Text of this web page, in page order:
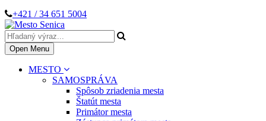
+421 / 34 651 5004
Open Menu
MESTO
SAMOSPRÁVA
Spôsob zriadenia mesta
Štatút mesta
Primátor mesta